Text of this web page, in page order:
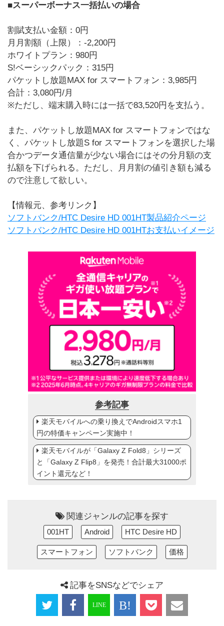
■スーパーボーナス一括払いの場合
割賦支払い金額：0円
月月割額（上限）：-2,200円
ホワイトプラン：980円
S!ベーシックパック：315円
パケットし放題MAX for スマートフォン：3,985円
合計：3,080円/月
※ただし、端末購入時には一括で83,520円を支払う。
また、パケットし放題MAX for スマートフォンではな
く、パケットし放題S for スマートフォンを選択した場
合かつデータ通信量が少ない場合にはその分月額の支
払額を下げられる。ただし、月月割の値引き額も減る
ので注意して欲しい。
【情報元、参考リンク】
ソフトバンク/HTC Desire HD 001HT製品紹介ページ
ソフトバンク/HTC Desire HD 001HTお支払いイメージ
参考記事
楽天モバイルへの乗り換えでAndroidスマホ1
円の特価キャンペーン実施中！
楽天モバイルが「Galaxy Z Fold8」シリーズ
と「Galaxy Z Flip8」を発売！合計最大31000ポ
イント還元など！
関連ジャンルの記事を探す
001HT Android HTC Desire HD
スマートフォン ソフトバンク 価格
記事をSNSなどでシェア